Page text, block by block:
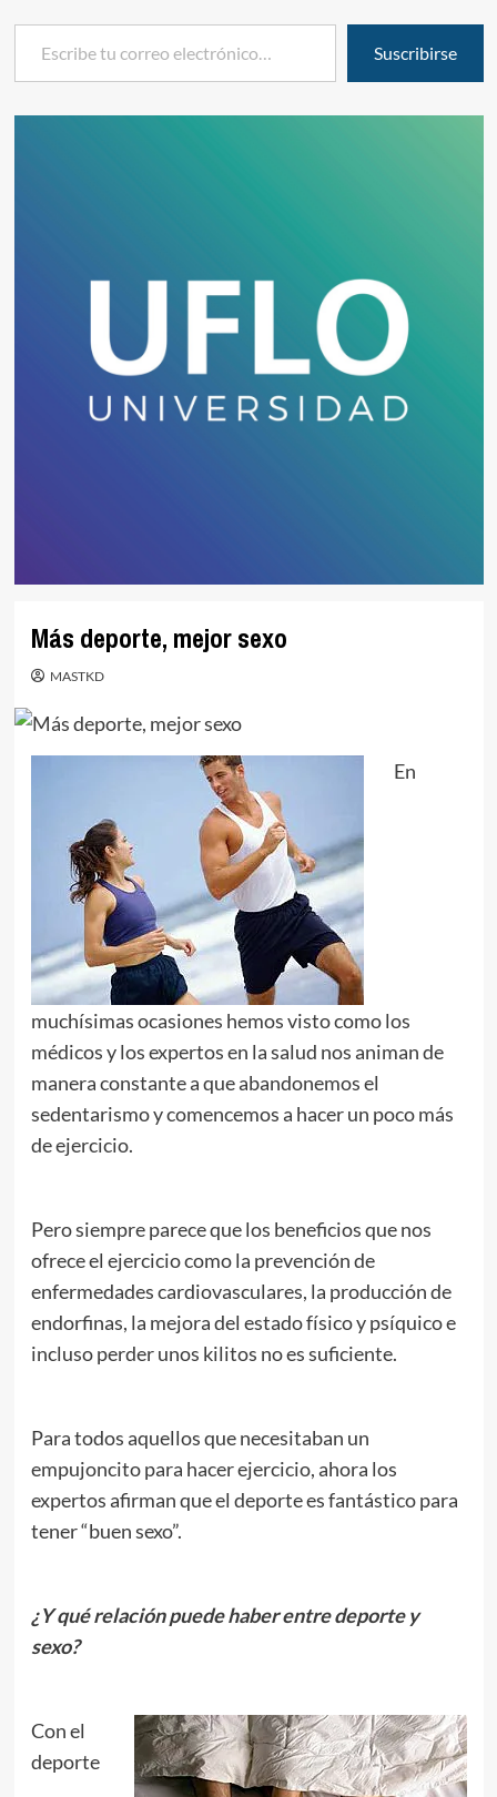
Más deporte, mejor sexo
MASTKD
En
muchísimas ocasiones hemos visto como los
médicos y los expertos en la salud nos animan de
manera constante a que abandonemos el
sedentarismo y comencemos a hacer un poco más
de ejercicio.
Pero siempre parece que los beneficios que nos
ofrece el ejercicio como la prevención de
enfermedades cardiovasculares, la producción de
endorfinas, la mejora del estado físico y psíquico e
incluso perder unos kilitos no es suficiente.
Para todos aquellos que necesitaban un
empujoncito para hacer ejercicio, ahora los
expertos afirman que el deporte es fantástico para
tener “buen sexo”.
¿Y qué relación puede haber entre deporte y
sexo?
Con el
deporte
Escribe tu correo electrónico…
Suscribirse